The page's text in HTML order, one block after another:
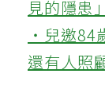
見的隱患
‧兒邀84
還有人照